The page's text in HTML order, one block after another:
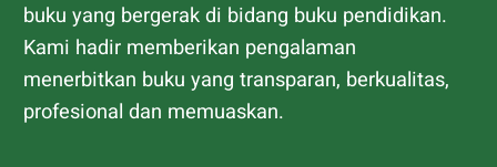
buku yang bergerak di bidang buku pendidikan.
Kami hadir memberikan pengalaman
menerbitkan buku yang transparan, berkualitas,
profesional dan memuaskan.